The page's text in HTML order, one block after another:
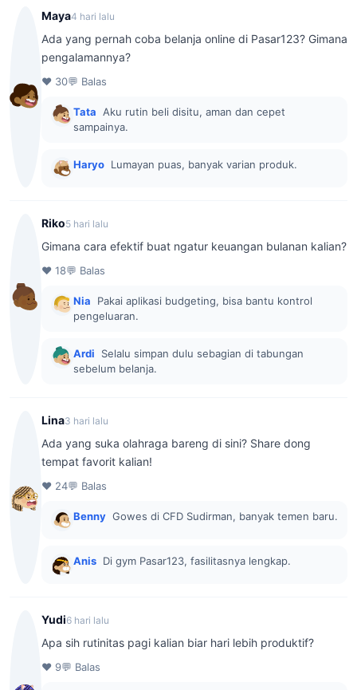
Maya4 hari lalu
Ada yang pernah coba belanja online di Pasar123? Gimana
pengalamannya?
♥ 30💬 Balas
Tata
Aku rutin beli disitu, aman dan cepet
sampainya.
Haryo Lumayan puas, banyak varian produk.
Riko5 hari lalu
Gimana cara efektif buat ngatur keuangan bulanan kalian?
♥ 18💬 Balas
Nia
Pakai aplikasi budgeting, bisa bantu kontrol
pengeluaran.
Ardi
Selalu simpan dulu sebagian di tabungan
sebelum belanja.
Lina3 hari lalu
Ada yang suka olahraga bareng di sini? Share dong
tempat favorit kalian!
♥ 24💬 Balas
Benny Gowes di CFD Sudirman, banyak temen baru.
Anis Di gym Pasar123, fasilitasnya lengkap.
Yudi6 hari lalu
Apa sih rutinitas pagi kalian biar hari lebih produktif?
♥ 9💬 Balas